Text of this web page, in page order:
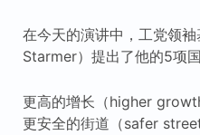
在今天的演讲中，工党领
Starmer）提出了他的5项
更高的增长（higher growth
更安全的街道（safer